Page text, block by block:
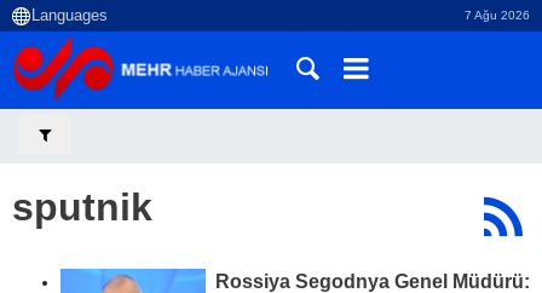
7 Ağu 2026
sputnik
Rossiya Segodnya Genel Müdürü: